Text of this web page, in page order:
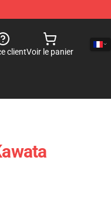
clientVoir le panier